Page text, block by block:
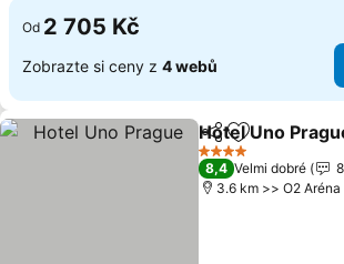
Od 2 705 Kč
Zobrazte si ceny z 4 webů
SdíletPřidat na
Hotel Uno
4 Počet hvězdiček
8,4 Velmi dobré
3.6 km >> O2 Aréna